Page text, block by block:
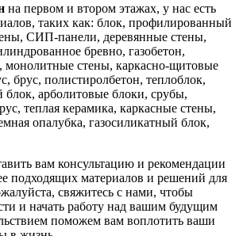
на первом и втором этажах, у нас есть
таких как: блок, профилированный
СИП-панели, деревянные стены,
бревно, газобетон,
монолитные стены, каркасно-щитовые
брус, полистиролбетон, теплоблок,
блок, арболитовые блоки, срубы,
теплая керамика, каркасные стены,
опалубка, газосиликатный блок,
вам консультацию и рекомендации
подходящих материалов и решений для
свяжитесь с нами, чтобы
и начать работу над вашим будущим
поможем вам воплотить ваши